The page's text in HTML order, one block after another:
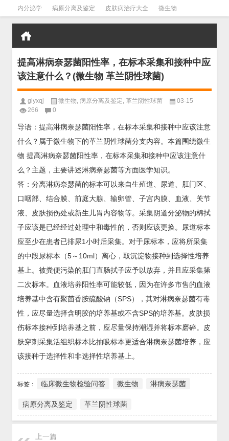
内分泌学 病原分离及鉴定 皮肤病治疗大全 微生物
皮肤病学 男科学 血液病学 心血管 口腔医学 禁戒毒品
提高淋病奈瑟菌阳性率，在标本采集和接种中应
该注意什么？(微生物 革兰阴性球菌)
glyxqj 微生物, 病原分离及鉴定, 革兰阴性球菌
03-15
266
0
导语：提高淋病奈瑟菌阳性率，在标本采集和接种中应该注意
什么？属于微生物下的革兰阴性球菌分支内容。本篇围绕微生
物 提高淋病奈瑟菌阳性率，在标本采集和接种中应该注意什
么？主题，主要讲述淋病奈瑟菌等方面医学知识。
答：分离淋病奈瑟菌的标本可以来自生殖道、尿道、肛门区、
口咽部、结合膜、前庭大腺、输卵管、子宫内膜、血液、关节
液、皮肤损伤处或新生儿胃内容物等。采集阴道分泌物的棉拭
子应该是已经经过处理中和毒性的，否则应该更换。尿道标本
应至少在患者已排尿1小时后采集。对于尿标本，应将所采集
的中段尿标本（5～10ml）离心，取沉淀物接种到选择性培养
基上。被粪便污染的肛门直肠拭子应予以放弃，并且应采集第
二次标本。血液培养阳性率可能较低，因为在许多市售的血液
培养基中含有聚茴香胺硫酸钠（SPS），其对淋病奈瑟菌有毒
性，应尽量选择含明胶的培养基或不含SPS的培养基。皮肤损
伤标本接种到培养基之前，应尽量保持潮湿并将标本磨碎。皮
肤穿刺采集活组织标本比抽吸标本更适合淋病奈瑟菌培养，应
该接种于选择性和非选择性培养基上。
标签： 临床微生物检验问答 微生物 淋病奈瑟菌
病原分离及鉴定 革兰阴性球菌
上一篇